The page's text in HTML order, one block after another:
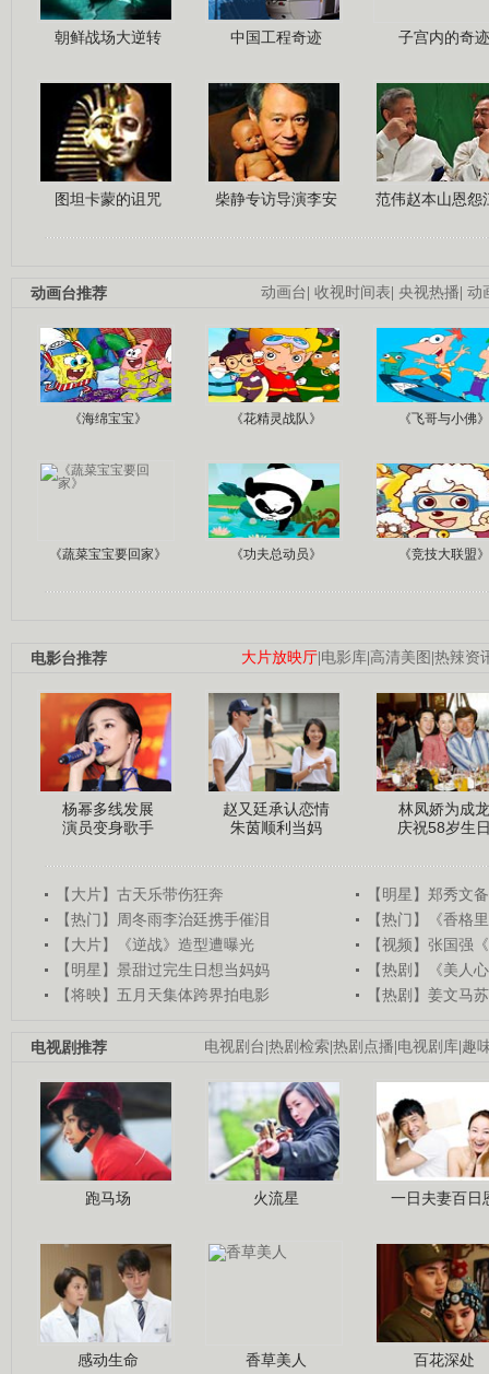
朝鲜战场大逆转 中国工程奇迹 子宫内的奇迹
图坦卡蒙的诅咒 柴静专访导演李安 范伟赵本山恩怨
动画台| 收视时间表| 央视热播| 动
动画台推荐
《海绵宝宝》 《花精灵战队》 《飞哥与小佛》
《蔬菜宝宝要回家》 《功夫总动员》 《竞技大联盟》
大片放映厅|电影库|高清美图 |热辣资
电影台推荐
杨幂多线发展
演员变身歌手
赵又廷承认恋情
朱茵顺利当妈
林凤娇为成龙
庆祝58岁生
【大片】古天乐带伤狂奔
【明星】郑秀文
【热门】周冬雨李治廷携手催泪
【热门】《香格
【大片】《逆战》造型遭曝光
【视频】张国强
【明星】景甜过完生日想当妈妈
【热剧】《美人
【将映】五月天集体跨界拍电影
【热剧】姜文马
电视剧台|热剧检索|热剧点播|电视剧库|趣
电视剧推荐
跑马场 火流星 一日夫妻百日
感动生命 香草美人 百花深处